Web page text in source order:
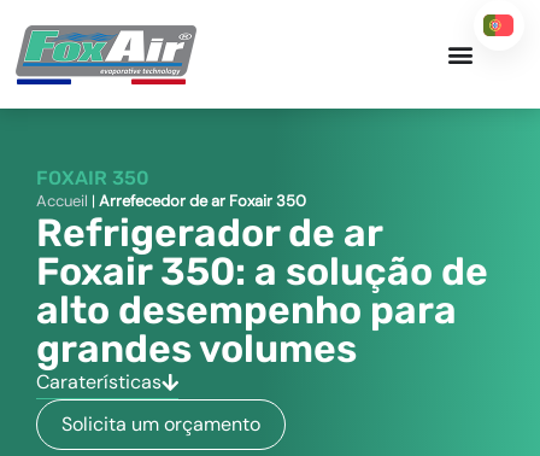
content
FOXAIR 350
Accueil | Arrefecedor de ar Foxair 350
Refrigerador de ar
Foxair 350: a solução de
alto desempenho para
grandes volumes
Caraterísticas
Solicita um orçamento